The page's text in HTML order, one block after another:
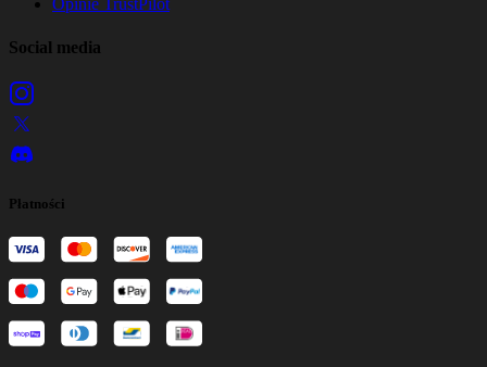
Opinie TrustPilot
Social media
Płatności